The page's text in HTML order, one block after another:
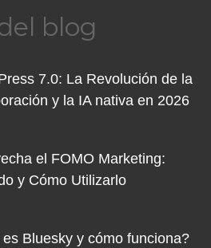
blog
7.0: La Revolución de la
y la IA nativa en 2026
el FOMO Marketing:
y Cómo Utilizarlo
Bluesky y cómo funciona?